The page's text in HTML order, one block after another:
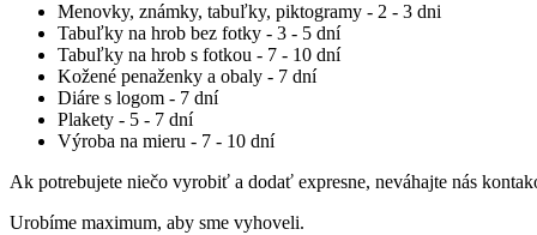
Menovky, známky, tabuľky, piktogramy - 2 - 3 dni
Tabuľky na hrob bez fotky - 3 - 5 dní
Tabuľky na hrob s fotkou - 7 - 10 dní
Kožené penaženky a obaly - 7 dní
Diáre s logom - 7 dní
Plakety - 5 - 7 dní
Výroba na mieru - 7 - 10 dní
Ak potrebujete niečo vyrobiť a dodať expresne, neváhajte nás
Urobíme maximum, aby sme vyhoveli.